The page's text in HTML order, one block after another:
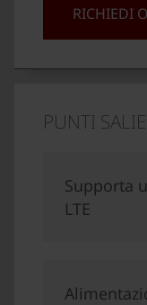
RICHIEDI
PUNTI
Supporta
LTE